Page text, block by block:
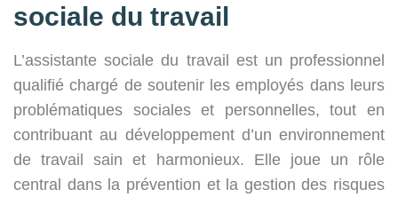
sociale du travail
L’assistante sociale du travail est un professionnel
qualifié chargé de soutenir les employés dans leurs
problématiques sociales et personnelles, tout en
contribuant au développement d’un environnement
de travail sain et harmonieux. Elle joue un rôle
central dans la prévention et la gestion des risques